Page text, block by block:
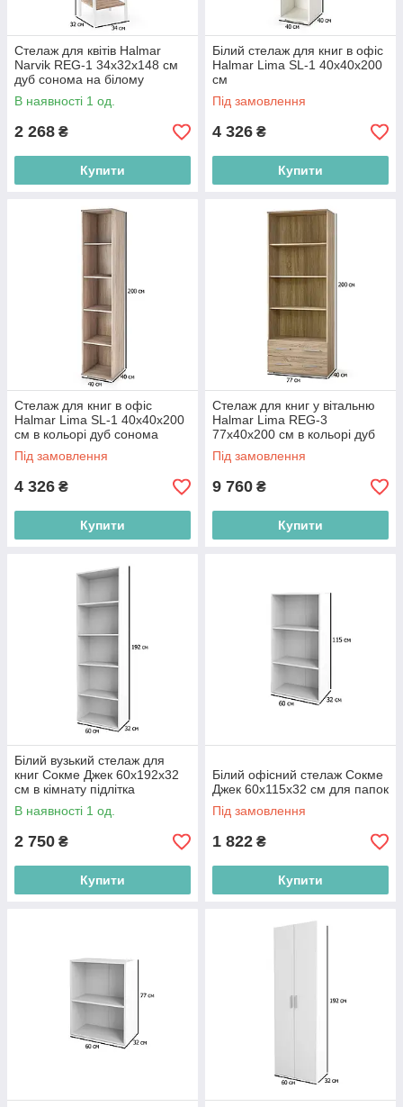
Стелаж для квітів Halmar
Narvik REG-1 34х32х148 см
дуб сонома на білому
сталевому каркасі
В наявності 1 од.
2 268 ₴
Купити
Білий стелаж для книг в офіс
Halmar Lima SL-1 40х40х200
см
Під замовлення
4 326 ₴
Купити
Стелаж для книг в офіс
Halmar Lima SL-1 40х40х200
см в кольорі дуб сонома
Під замовлення
4 326 ₴
Купити
Стелаж для книг у вітальню
Halmar Lima REG-3
77х40х200 см в кольорі дуб
сонома
Під замовлення
9 760 ₴
Купити
Білий вузький стелаж для
книг Сокме Джек 60х192х32
см в кімнату підлітка
В наявності 1 од.
2 750 ₴
Купити
Білий офісний стелаж Сокме
Джек 60х115х32 см для папок
Під замовлення
1 822 ₴
Купити